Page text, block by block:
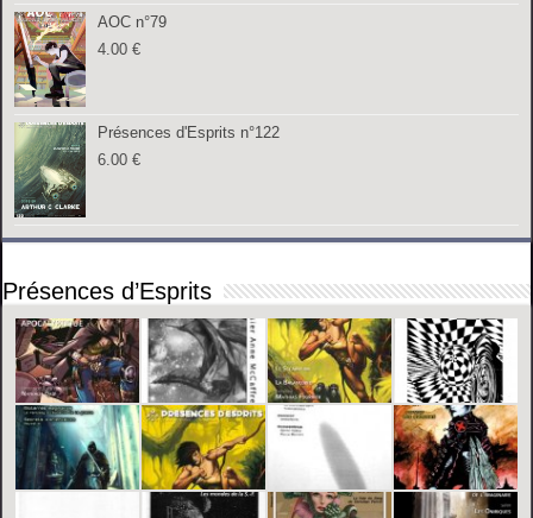
AOC n°79
4.00€
Présences d'Esprits n°122
6.00€
Présences d’Esprits